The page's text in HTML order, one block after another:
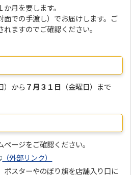
月を要します。
での手渡し）でお届けします。ご
ますのでご確認ください。
）から ７月３１日 （金曜日）まで
ージをご確認ください。
（外部リンク）
スターやのぼり旗を店舗入り口に